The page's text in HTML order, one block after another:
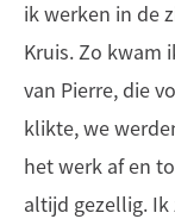
ik werken in de
Kruis. Zo kwam
van Pierre, die
klikte, we
het werk af en
altijd gezellig. Ik